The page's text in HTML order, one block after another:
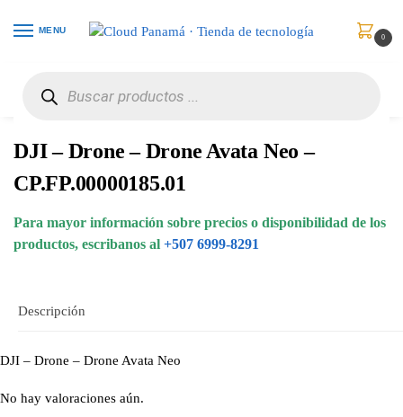
MENU
0
DJI – Drone – Drone Avata Neo –
CP.FP.00000185.01
Para mayor información sobre precios o disponibilidad de los
productos, escribanos al +507 6999-8291
Descripción
DJI – Drone – Drone Avata Neo
No hay valoraciones aún.